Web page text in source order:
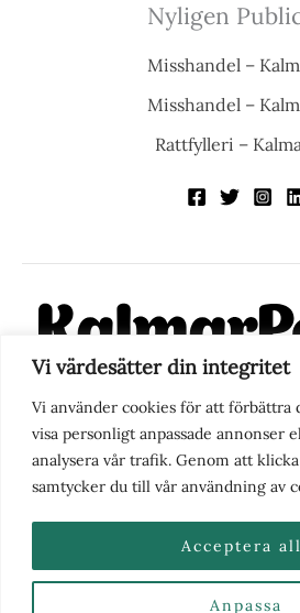
Vi värdesätter din integritet
Vi använder cookies för att förbättra
visa personligt anpassade annonser
analysera vår trafik. Genom att
samtycker du till vår användning av
Anpassa
Acceptera
Nyligen
Misshandel –
Misshandel –
Rattfylleri –
KalmarPosten är en modern
fokus på Kalmarregionen, men också
perspektivet, vill vi vara din
berättelser och engagemang.
fick nya ägare